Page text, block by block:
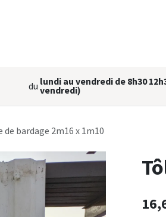
du lundi au vendredi de 8h30
vendredi)
de bardage 2m16 x 1m10